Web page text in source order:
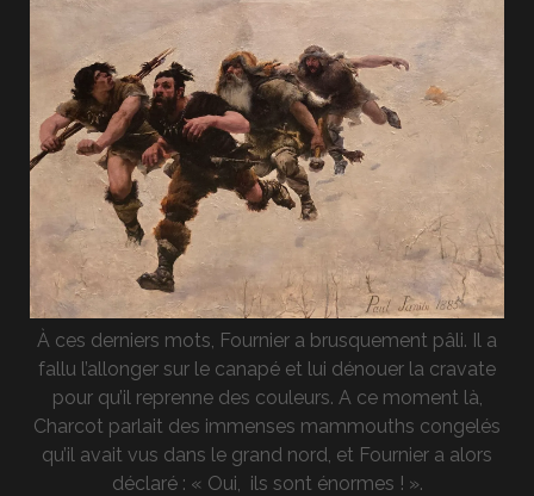
À ces derniers mots, Fournier a brusquement pâli. Il a
fallu l’allonger sur le canapé et lui dénouer la cravate
pour qu’il reprenne des couleurs. A ce moment là,
Charcot parlait des immenses mammouths congelés
qu’il avait vus dans le grand nord, et Fournier a alors
déclaré : « Oui, ils sont énormes ! ».